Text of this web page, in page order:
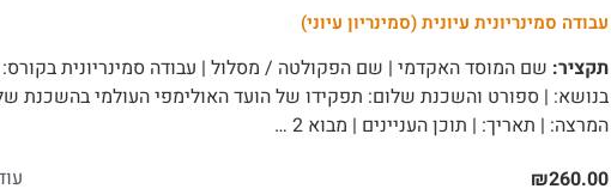
עבודה סמינריונית עיונית (סמינריון עיוני)
תקציר: שם המוסד האקדמי | שם הפקולטה / מסלול | עבודה סמינריונית בקורס: |
בנושא: | ספורט והשכנת שלום: תפקידו של הועד האולימפי העולמי בהשכנת
המרצה: | תאריך: | תוכן העניינים | מבוא 2 …
₪260.00